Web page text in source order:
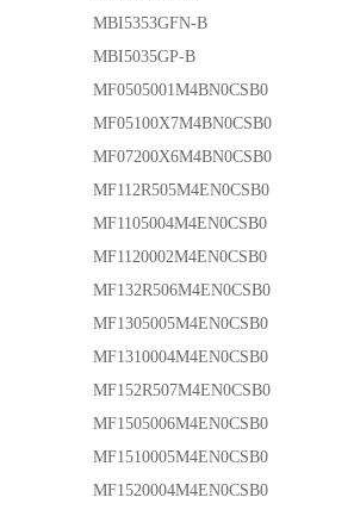
MBI5353GFN-B
MBI5035GP-B
MF0505001M4BN0CSB0
MF05100X7M4BN0CSB0
MF07200X6M4BN0CSB0
MF112R505M4EN0CSB0
MF1105004M4EN0CSB0
MF1120002M4EN0CSB0
MF132R506M4EN0CSB0
MF1305005M4EN0CSB0
MF1310004M4EN0CSB0
MF152R507M4EN0CSB0
MF1505006M4EN0CSB0
MF1510005M4EN0CSB0
MF1520004M4EN0CSB0